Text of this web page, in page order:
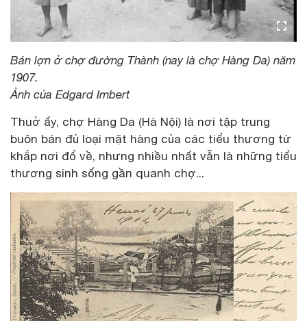
Bán lợn ở chợ đường Thành (nay là chợ Hàng Da) năm
1907.
Ảnh của Edgard Imbert
Thuở ấy, chợ Hàng Da (Hà Nội) là nơi tập trung
buôn bán đủ loại mặt hàng của các tiểu thương từ
khắp nơi đổ về, nhưng nhiều nhất vẫn là những tiểu
thương sinh sống gần quanh chợ...